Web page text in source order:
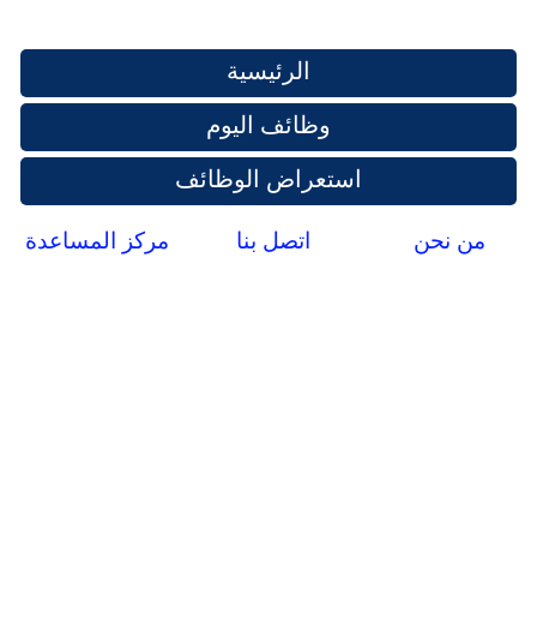
الرئيسية
وظائف اليوم
استعراض الوظائف
من نحن اتصل بنا مركز المساعدة